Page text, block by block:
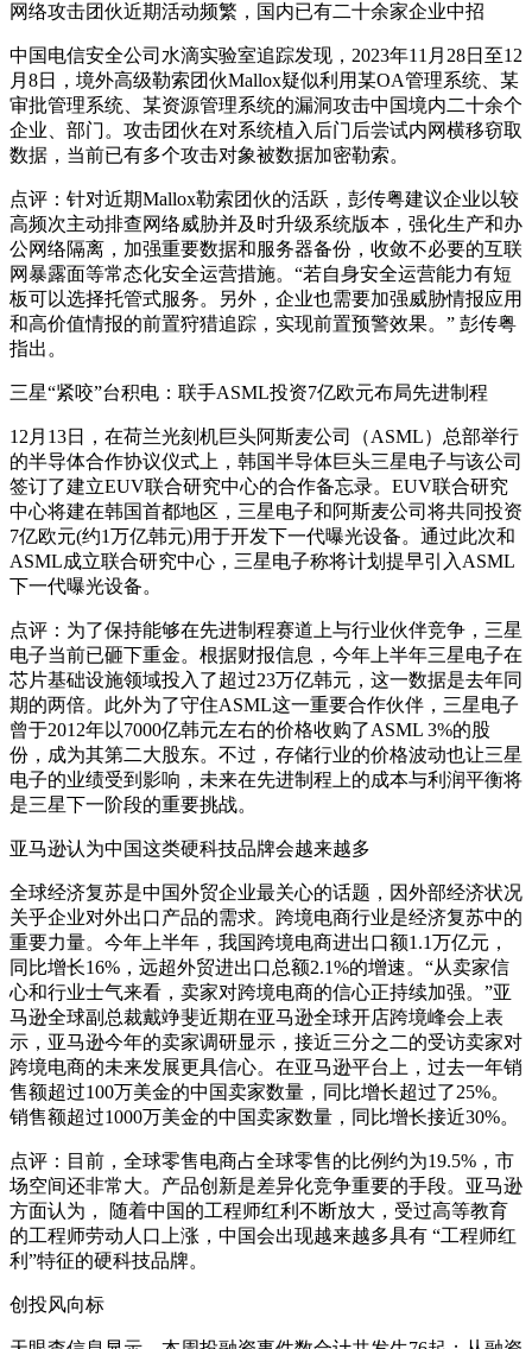
网络攻击团伙近期活动频繁，国内已有二十余家企业中招
中国电信安全公司水滴实验室追踪发现，2023年11月28日至12
月8日，境外高级勒索团伙Mallox疑似利用某OA管理系统、某
审批管理系统、某资源管理系统的漏洞攻击中国境内二十余个
企业、部门。攻击团伙在对系统植入后门后尝试内网横移窃取
数据，当前已有多个攻击对象被数据加密勒索。
点评：针对近期Mallox勒索团伙的活跃，彭传粤建议企业以较
高频次主动排查网络威胁并及时升级系统版本，强化生产和办
公网络隔离，加强重要数据和服务器备份，收敛不必要的互联
网暴露面等常态化安全运营措施。“若自身安全运营能力有短
板可以选择托管式服务。另外，企业也需要加强威胁情报应用
和高价值情报的前置狩猎追踪，实现前置预警效果。” 彭传粤
指出。
三星“紧咬”台积电：联手ASML投资7亿欧元布局先进制程
12月13日，在荷兰光刻机巨头阿斯麦公司（ASML）总部举行
的半导体合作协议仪式上，韩国半导体巨头三星电子与该公司
签订了建立EUV联合研究中心的合作备忘录。EUV联合研究
中心将建在韩国首都地区，三星电子和阿斯麦公司将共同投资
7亿欧元(约1万亿韩元)用于开发下一代曝光设备。通过此次和
ASML成立联合研究中心，三星电子称将计划提早引入ASML
下一代曝光设备。
点评：为了保持能够在先进制程赛道上与行业伙伴竞争，三星
电子当前已砸下重金。根据财报信息，今年上半年三星电子在
芯片基础设施领域投入了超过23万亿韩元，这一数据是去年同
期的两倍。此外为了守住ASML这一重要合作伙伴，三星电子
曾于2012年以7000亿韩元左右的价格收购了ASML 3%的股
份，成为其第二大股东。不过，存储行业的价格波动也让三星
电子的业绩受到影响，未来在先进制程上的成本与利润平衡将
是三星下一阶段的重要挑战。
亚马逊认为中国这类硬科技品牌会越来越多
全球经济复苏是中国外贸企业最关心的话题，因外部经济状况
关乎企业对外出口产品的需求。跨境电商行业是经济复苏中的
重要力量。今年上半年，我国跨境电商进出口额1.1万亿元，
同比增长16%，远超外贸进出口总额2.1%的增速。“从卖家信
心和行业士气来看，卖家对跨境电商的信心正持续加强。”亚
马逊全球副总裁戴竫斐近期在亚马逊全球开店跨境峰会上表
示，亚马逊今年的卖家调研显示，接近三分之二的受访卖家对
跨境电商的未来发展更具信心。在亚马逊平台上，过去一年销
售额超过100万美金的中国卖家数量，同比增长超过了25%。
销售额超过1000万美金的中国卖家数量，同比增长接近30%。
点评：目前，全球零售电商占全球零售的比例约为19.5%，市
场空间还非常大。产品创新是差异化竞争重要的手段。亚马逊
方面认为， 随着中国的工程师红利不断放大，受过高等教育
的工程师劳动人口上涨，中国会出现越来越多具有 “工程师红
利”特征的硬科技品牌。
创投风向标